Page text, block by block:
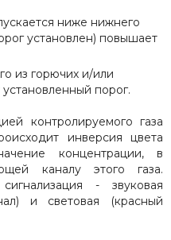
ниже нижнего
установлен) повышает
из горючих и/или
порог.
контролируемого газа
инверсия цвета
концентрации, в
каналу этого газа.
- звуковая
и световая (красный